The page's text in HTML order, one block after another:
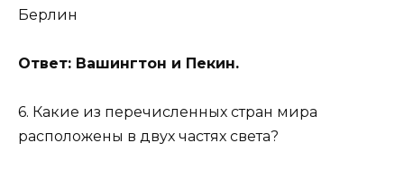
Берлин
Ответ: Вашингтон и Пекин.
6. Какие из перечисленных стран мира
расположены в двух частях света?